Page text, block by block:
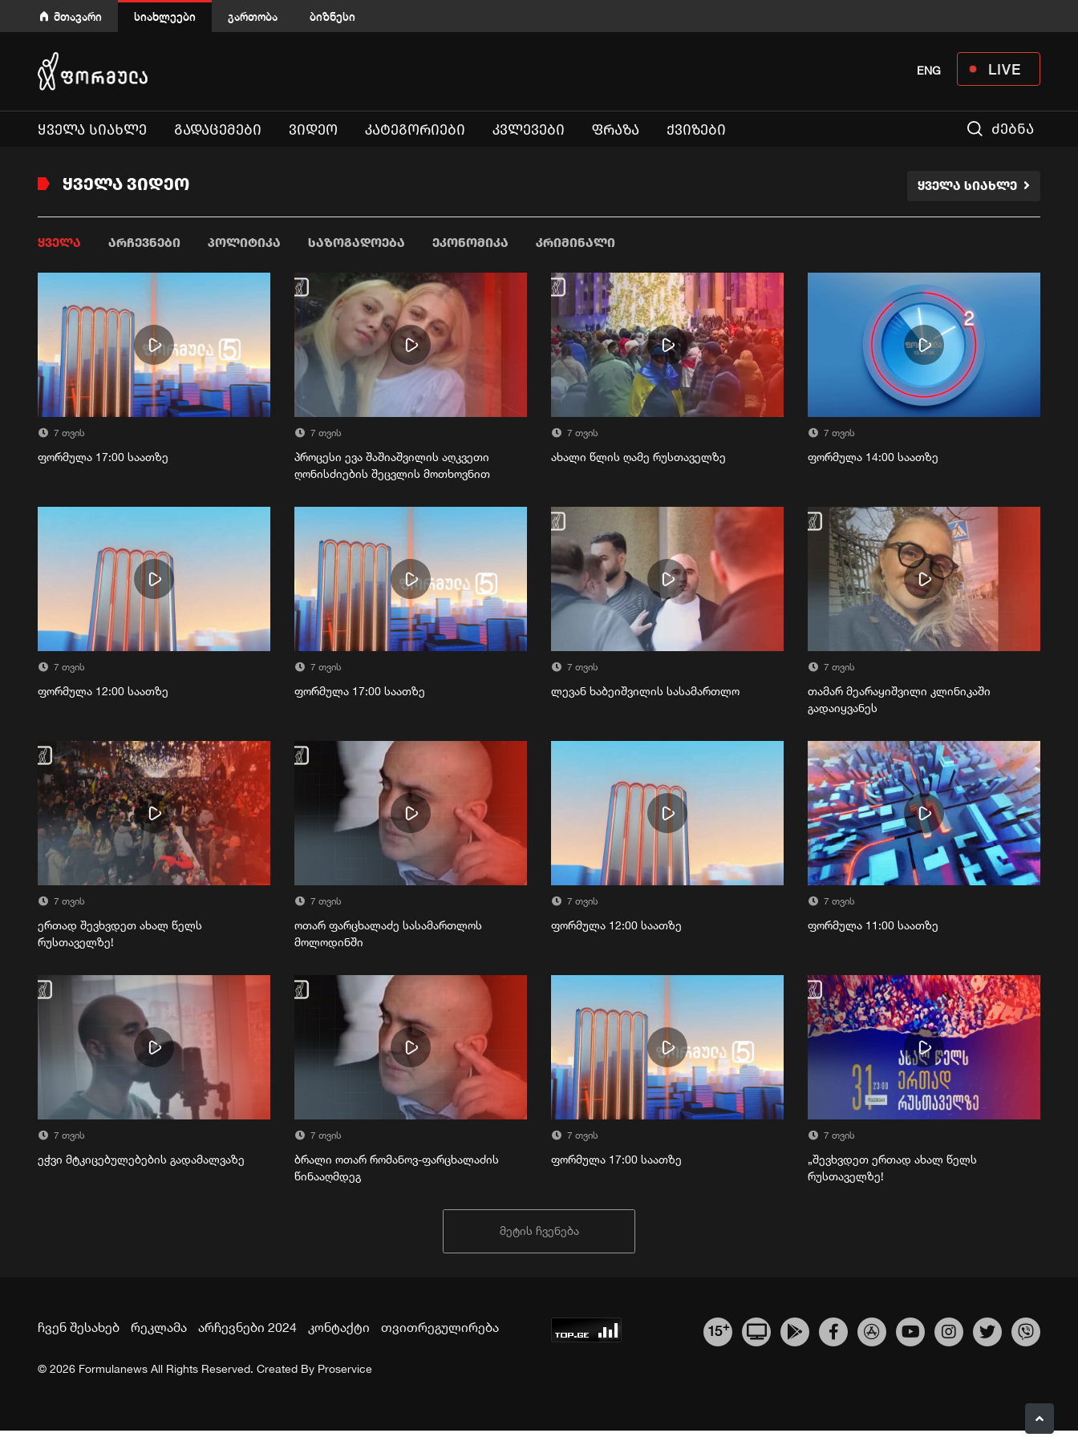
მთავარი სიახლეები გართობა ბიზნესი
LIVE
ENG
ᲧᲕᲔᲚᲐ ᲡᲘᲐᲮᲚᲔ ᲒᲐᲓᲐᲪᲔᲛᲔᲑᲘ ᲕᲘᲓᲔᲝ ᲙᲐᲢᲔᲒᲝᲠᲘᲔᲑᲘ ᲙᲕᲚᲔᲕᲔᲑᲘ ᲤᲠᲐᲖᲐ ᲥᲕᲘᲖᲔᲑᲘ ძებნა
ᲧᲕᲔᲚᲐ ᲕᲘᲓᲔᲝ ᲧᲕᲔᲚᲐ ᲡᲘᲐᲮᲚᲔ
ᲧᲕᲔᲚᲐ ᲐᲠᲩᲔᲕᲜᲔᲑᲘ ᲞᲝᲚᲘᲢᲘᲙᲐ ᲡᲐᲖᲝᲒᲐᲓᲝᲔᲑᲐ ᲔᲙᲝᲜᲝᲛᲘᲙᲐ ᲙᲠᲘᲛᲘᲜᲐᲚᲘ
7 თვის
ფორმულა 17:00 საათზე
7 თვის
პროცესი ევა შაშიაშვილის აღკვეთი
ღონისძიების შეცვლის მოთხოვნით
7 თვის
ახალი წლის ღამე რუსთაველზე
7 თვის
ფორმულა 14:00 საათზე
7 თვის
ფორმულა 12:00 საათზე
7 თვის
ფორმულა 17:00 საათზე
7 თვის
ლევან ხაბეიშვილის სასამართლო
7 თვის
თამარ მეარაყიშვილი კლინიკაში
გადაიყვანეს
7 თვის
ერთად შევხვდეთ ახალ წელს
რუსთაველზე!
7 თვის
ოთარ ფარცხალაძე სასამართლოს
მოლოდინში
7 თვის
ფორმულა 12:00 საათზე
7 თვის
ფორმულა 11:00 საათზე
7 თვის
ეჭვი მტკიცებულებების გადამალვაზე
7 თვის
ბრალი ოთარ რომანოვ-ფარცხალაძის
წინააღმდეგ
7 თვის
ფორმულა 17:00 საათზე
7 თვის
„შევხვდეთ ერთად ახალ წელს
რუსთაველზე!
მეტის ჩვენება
ჩვენ შესახებ რეკლამა არჩევნები 2024 კონტაქტი თვითრეგულირება 15+
© 2026 Formulanews All Rights Reserved. Created By Proservice